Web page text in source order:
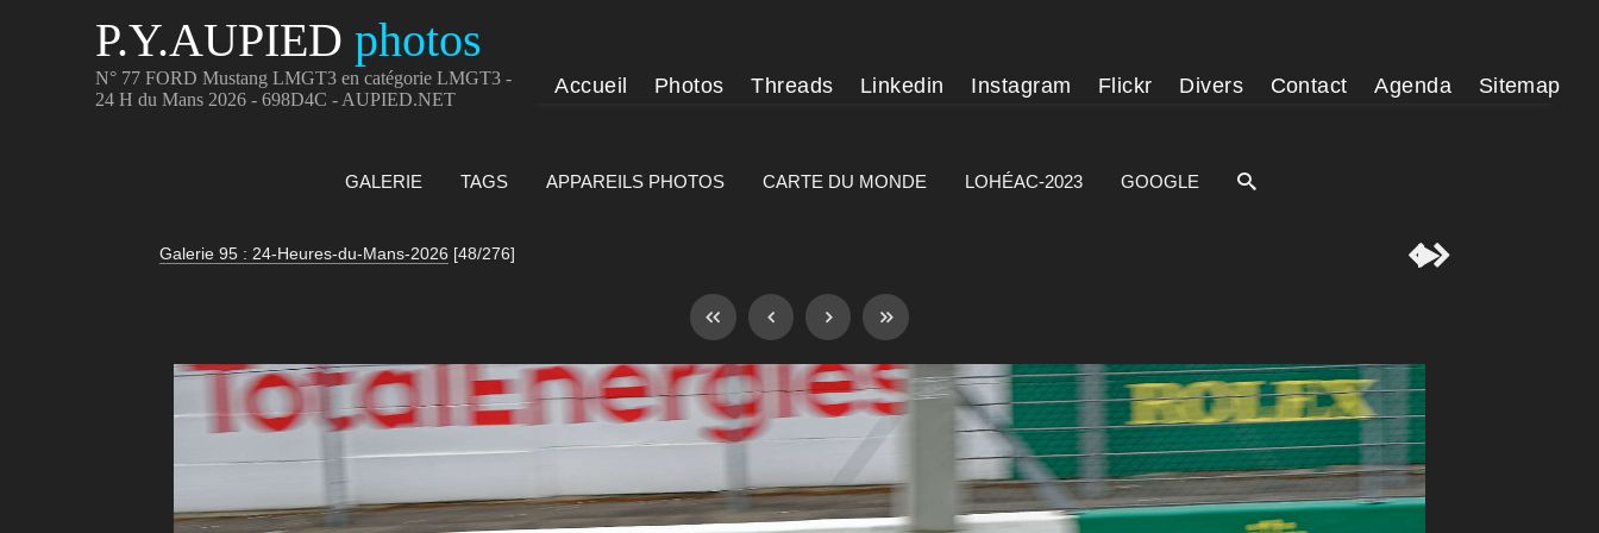
P.Y.AUPIED photos
N° 77 FORD Mustang LMGT3 en catégorie LMGT3 -
24 H du Mans 2026 - 698D4C - AUPIED.NET
Accueil Photos Threads Linkedin Instagram Flickr Divers Contact Agenda Sitemap
GALERIE TAGS APPAREILS PHOTOS CARTE DU MONDE LOHÉAC-2023 GOOGLE
Galerie 95 : 24-Heures-du-Mans-2026 [48/276] 